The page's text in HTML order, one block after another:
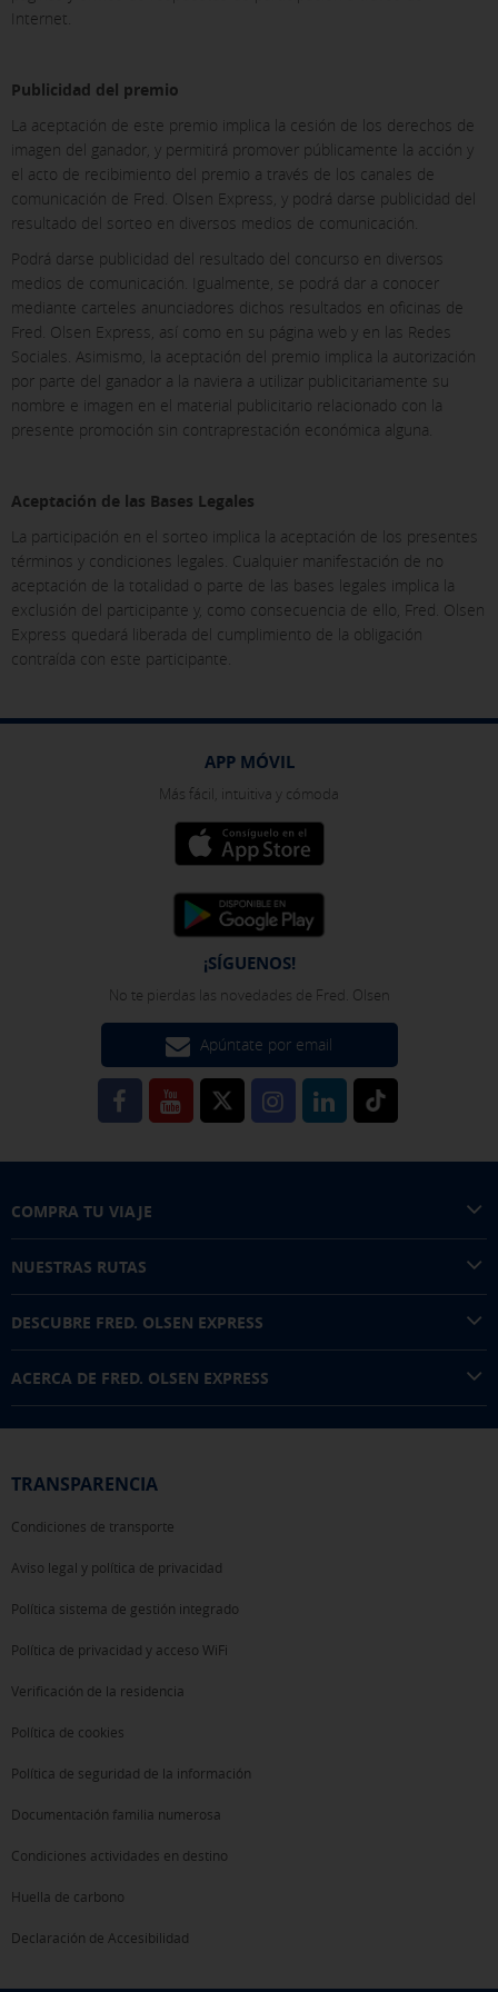
Internet.
Publicidad del premio
La aceptación de este premio implica la cesión de los derechos de
imagen del ganador, y permitirá promover públicamente la acción y
el acto de recibimiento del premio a través de los canales de
comunicación de Fred. Olsen Express, y podrá darse publicidad del
resultado del sorteo en diversos medios de comunicación.
Podrá darse publicidad del resultado del concurso en diversos
medios de comunicación. Igualmente, se podrá dar a conocer
mediante carteles anunciadores dichos resultados en oficinas de
Fred. Olsen Express, así como en su página web y en las Redes
Sociales. Asimismo, la aceptación del premio implica la autorización
por parte del ganador a la naviera a utilizar publicitariamente su
nombre e imagen en el material publicitario relacionado con la
presente promoción sin contraprestación económica alguna.
Aceptación de las Bases Legales
La participación en el sorteo implica la aceptación de los presentes
términos y condiciones legales. Cualquier manifestación de no
aceptación de la totalidad o parte de las bases legales implica la
exclusión del participante y, como consecuencia de ello, Fred. Olsen
Express quedará liberada del cumplimiento de la obligación
contraída con este participante.
APP MÓVIL
Más fácil, intuitiva y cómoda
¡SÍGUENOS!
No te pierdas las novedades de Fred. Olsen
Apúntate por email
COMPRA TU VIAJE
NUESTRAS RUTAS
DESCUBRE FRED. OLSEN EXPRESS
ACERCA DE FRED. OLSEN EXPRESS
TRANSPARENCIA
Condiciones de transporte
Aviso legal y política de privacidad
Política sistema de gestión integrado
Política de privacidad y acceso WiFi
Verificación de la residencia
Política de cookies
Política de seguridad de la información
Documentación familia numerosa
Condiciones actividades en destino
Huella de carbono
Declaración de Accesibilidad